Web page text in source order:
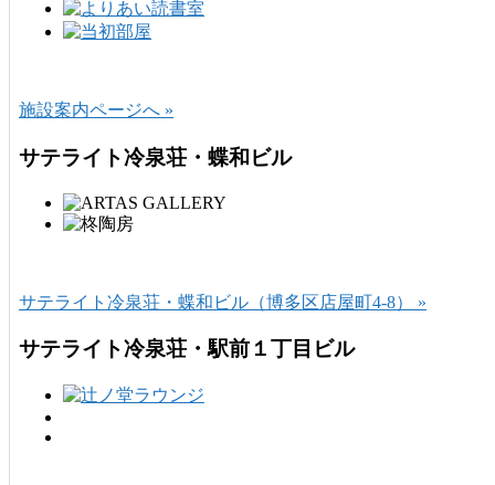
施設案内ページへ »
サテライト冷泉荘・蝶和ビル
サテライト冷泉荘・蝶和ビル（博多区店屋町4-8） »
サテライト冷泉荘・駅前１丁目ビル